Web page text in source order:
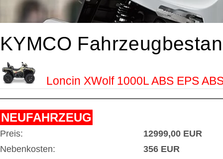
KYMCO
Loncin XWolf 1000L ABS EPS
NEUFAHRZEUG
Preis:
12999,00 EUR
Nebenkosten:
356 EUR